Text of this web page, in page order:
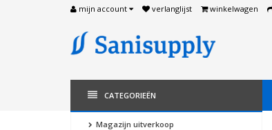
mijn account verlanglijst winkelwagen
CATEGORIEËN
Magazijn uitverkoop